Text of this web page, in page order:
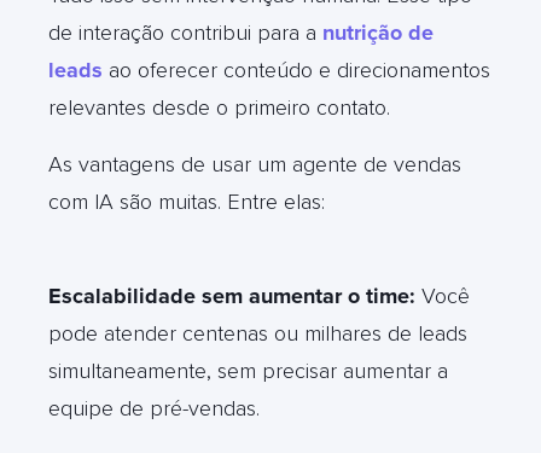
de interação contribui para a nutrição de
leads ao oferecer conteúdo e direcionamentos
relevantes desde o primeiro contato.
As vantagens de usar um agente de vendas
com IA são muitas. Entre elas:
Escalabilidade sem aumentar o time: Você
pode atender centenas ou milhares de leads
simultaneamente, sem precisar aumentar a
equipe de pré-vendas.